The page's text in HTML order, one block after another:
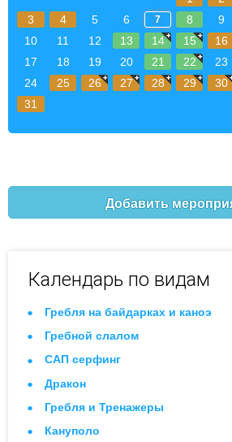
3
4 5 6 7 8
9
10
11 12 13 14 15
16
17
18 19 20 21 22
23
24
25 26 27 28 29
30
31
Добавить
Календарь по видам
Гребля на байдарках и каноэ
Гребной слалом
САП серфинг
Дракон
Гребля и Тренажеры
Кануполо